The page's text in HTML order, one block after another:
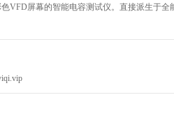
VFD屏幕的智能电容测试仪。直接派生于全
试频率，并且提供0.1V、0.3V和1V测试电平